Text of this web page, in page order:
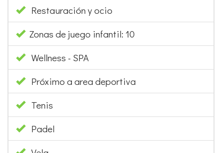
Restauración y ocio
Zonas de juego infantil: 10
Wellness - SPA
Próximo a area deportiva
Tenis
Padel